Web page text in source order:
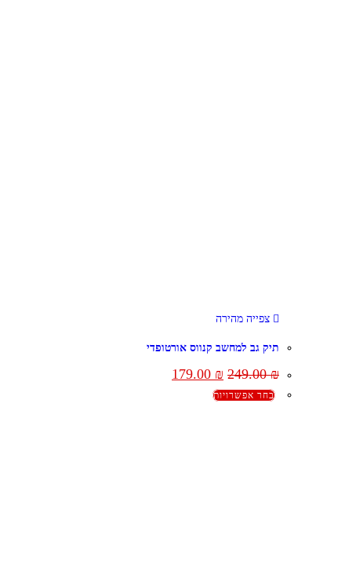
צפייה מהירה
תיק גב למחשב קנווס אורטופדי
249.00₪
179.00 ₪
בחר אפשרויות